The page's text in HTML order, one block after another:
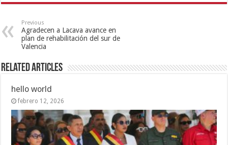
Previous
Agradecen a Lacava avance en
plan de rehabilitación del sur de
Valencia
Related Articles
hello world
febrero 12, 2026